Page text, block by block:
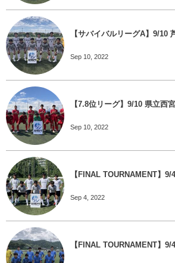
【サバイバルリーグA】9/10
Sep 10, 2022
【7.8位リーグ】9/10 県立西
Sep 10, 2022
【FINAL TOURNAMENT】
Sep 4, 2022
【FINAL TOURNAMENT】